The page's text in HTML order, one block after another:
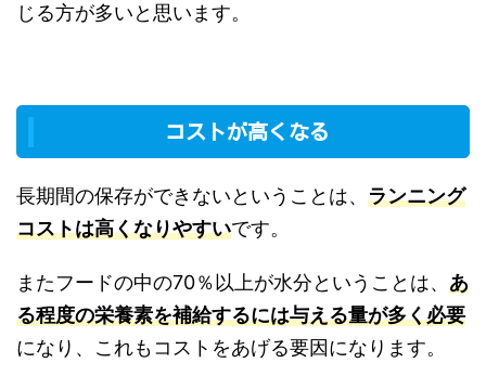
じる方が多いと思います。
コストが高くなる
長期間の保存ができないということは、 ランニング
コストは高くなりやすいです。
またフードの中の70％以上が水分ということは、 あ
る程度の栄養素を補給するには与える量が多く必要
になり、これもコストをあげる要因になります。